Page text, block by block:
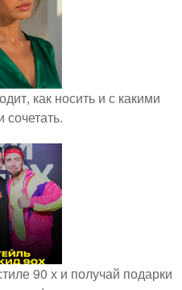
как носить и с какими
сочетать.
90 х и получай подарки